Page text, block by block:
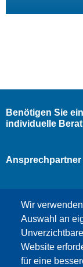
Wir
Auswahl an
Website
für eine
Benötigen Sie
individuelle
Ansprechpartner